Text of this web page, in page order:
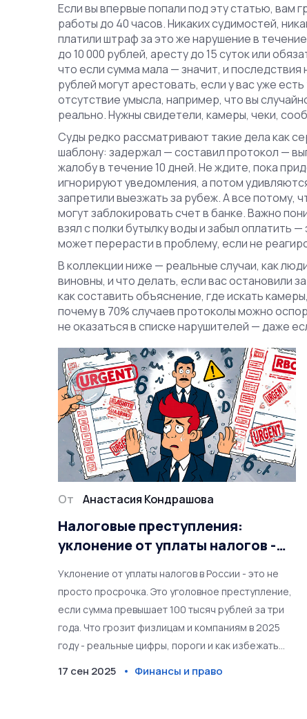
Если вы впервые попали под эту статью, вам
работы до 40 часов. Никаких судимостей,
платили штраф за это же нарушение в
до 10 000 рублей, аресту до 15 суток или
что если сумма мала — значит, и
рублей могут арестовать, если у вас уже
отсутствие умысла,например, что вы
реально. Нужны свидетели, камеры, чеки,
Суды редко рассматривают такие дела как
шаблону: задержал — составил протокол —
жалобу в течение 10 дней. Не ждите, пока
игнорируют уведомления, а потом
запретили выезжать за рубеж. А все потому,
могут заблокировать счет в банке. Важно
взял с полки бутылку воды и забыл оплатить —
может перерасти в проблему, если не
В коллекции ниже — реальные случаи, как
виновны, и что делать, если вас остановили
как составить объяснение, где искать
почему в 70% случаев протоколы можно
не оказаться в списке нарушителей — даже
От Анастасия Кондрашова
Налоговые преступления:
уклонение от уплаты налогов -
компаниям в 2025 году
Уклонение от уплаты налогов в России - это не
просто просрочка. Это уголовное преступление,
если сумма превышает 100 тысяч рублей за три
года. Что грозит физлицам и компаниям в 2025
году - реальные цифры, пороги и как избежать
17 сен 2025 Финансы и право